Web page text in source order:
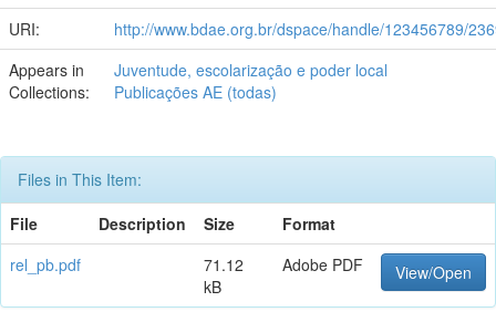
URI:
http://www.bdae.org.br/dspace/handle/123456789/
Appears in
Collections:
Juventude, escolarização e poder local
Publicações AE (todas)
Files in This Item:
File
Description Size
Format
rel_pb.pdf
71.12
kB
Adobe PDF View/Open